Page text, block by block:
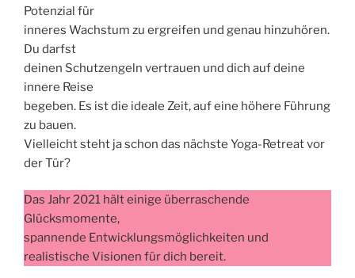
Potenzial für
inneres Wachstum zu ergreifen und genau hinzuhören.
Du darfst
deinen Schutzengeln vertrauen und dich auf deine
innere Reise
begeben. Es ist die ideale Zeit, auf eine höhere Führung
zu bauen.
Vielleicht steht ja schon das nächste Yoga-Retreat vor
der Tür?
Das Jahr 2021 hält einige überraschende
Glücksmomente,
spannende Entwicklungsmöglichkeiten und
realistische Visionen für dich bereit.